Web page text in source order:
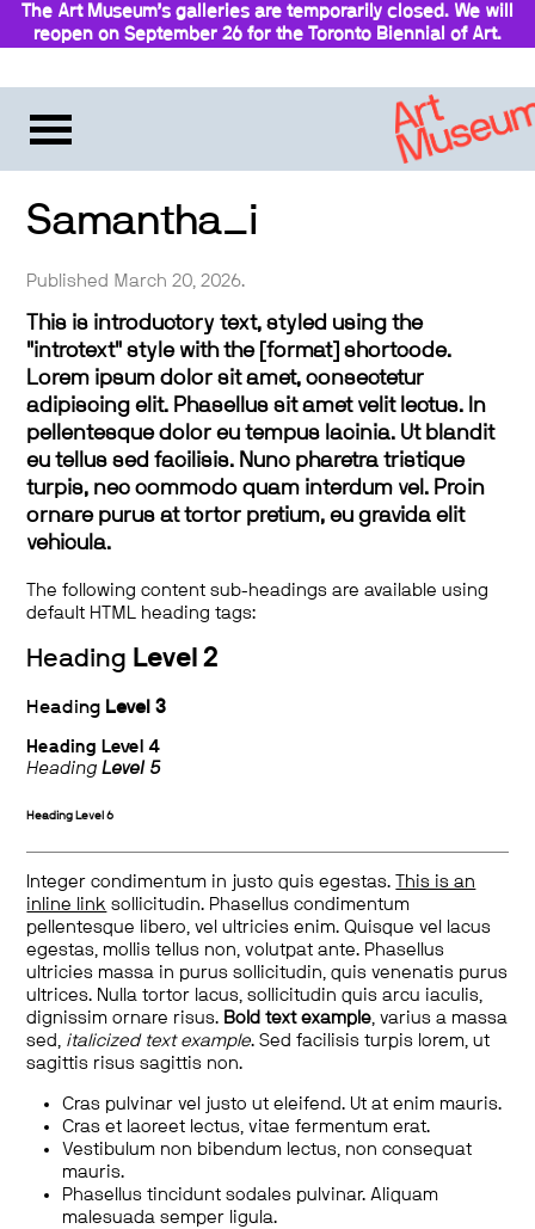
The Art Museum’s galleries are temporarily closed. We will
reopen on September 26 for the Toronto Biennial of Art.
Samantha_i
Published March 20, 2026.
This is introductory text, styled using the
"introtext" style with the [format] shortcode.
Lorem ipsum dolor sit amet, consectetur
adipiscing elit. Phasellus sit amet velit lectus. In
pellentesque dolor eu tempus lacinia. Ut blandit
eu tellus sed facilisis. Nunc pharetra tristique
turpis, nec commodo quam interdum vel. Proin
ornare purus at tortor pretium, eu gravida elit
vehicula.
The following content sub-headings are available using
default HTML heading tags:
Heading Level 2
Heading Level 3
Heading Level 4
HeadingLevel 5
Heading Level 6
Integer condimentum in justo quis egestas.
This is an
inline link sollicitudin. Phasellus condimentum
pellentesque libero, vel ultricies enim. Quisque vel lacus
egestas, mollis tellus non, volutpat ante. Phasellus
ultricies massa in purus sollicitudin, quis venenatis purus
ultrices. Nulla tortor lacus, sollicitudin quis arcu iaculis,
dignissim ornare risus. Bold text example, varius a massa
sed, italicized text example. Sed facilisis turpis lorem, ut
sagittis risus sagittis non.
Cras pulvinar vel justo ut eleifend. Ut at enim mauris.
Cras et laoreet lectus, vitae fermentum erat.
Vestibulum non bibendum lectus, non consequat
mauris.
Phasellus tincidunt sodales pulvinar. Aliquam
malesuada semper ligula.